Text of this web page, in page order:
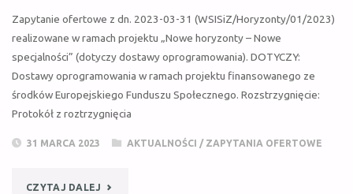
2023-
09-
13
(WSISIZ/HORYZONTY/02/2023)
DOSTAWY
Zapytanie ofertowe z dn. 2023-03-31 (WSISiZ/Horyzonty/01/2023)
realizowane w ramach projektu „Nowe horyzonty – Nowe
specjalności” (dotyczy dostawy oprogramowania). DOTYCZY:
Dostawy oprogramowania w ramach projektu finansowanego ze
środków Europejskiego Funduszu Społecznego. Rozstrzygnięcie:
Protokół z roztrzygnięcia
31 MARCA 2023 AKTUALNOŚCI / ZAPYTANIA OFERTOWE
CZYTAJ DALEJ "ZAPYTANIE